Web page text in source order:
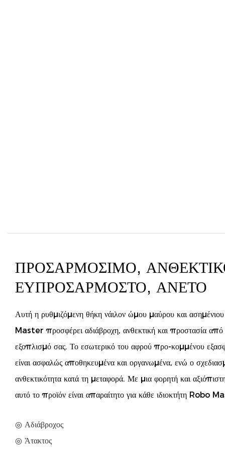
ΠΡΟΣΑΡΜΌΣΙΜΟ,
ΕΥΠΡΟΣΆΡΜΟΣΤΟ, ΆΝΕΤΟ
Αυτή η ρυθμιζόμενη θήκη νάιλον ώμου μαύρου και
Master προσφέρει αδιάβροχη, ανθεκτική και προστασία από
εξοπλισμό σας. Το εσωτερικό του αφρού προ-κομμένου
είναι ασφαλώς αποθηκευμένα και οργανωμένα, ενώ ο
ανθεκτικότητα κατά τη μεταφορά. Με μια φορητή και
αυτό το προϊόν είναι απαραίτητο για κάθε ιδιοκτήτη Robo
◎ Αδιάβροχος
◎ Άτακτος